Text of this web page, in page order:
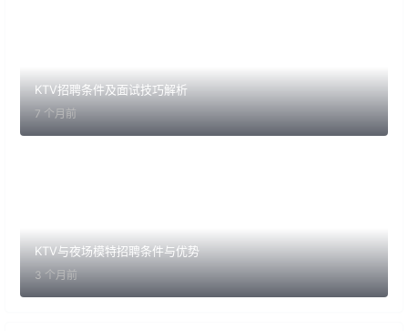
KTV招聘条件及面试技巧解析
7 个月前
KTV与夜场模特招聘条件与优势
3 个月前